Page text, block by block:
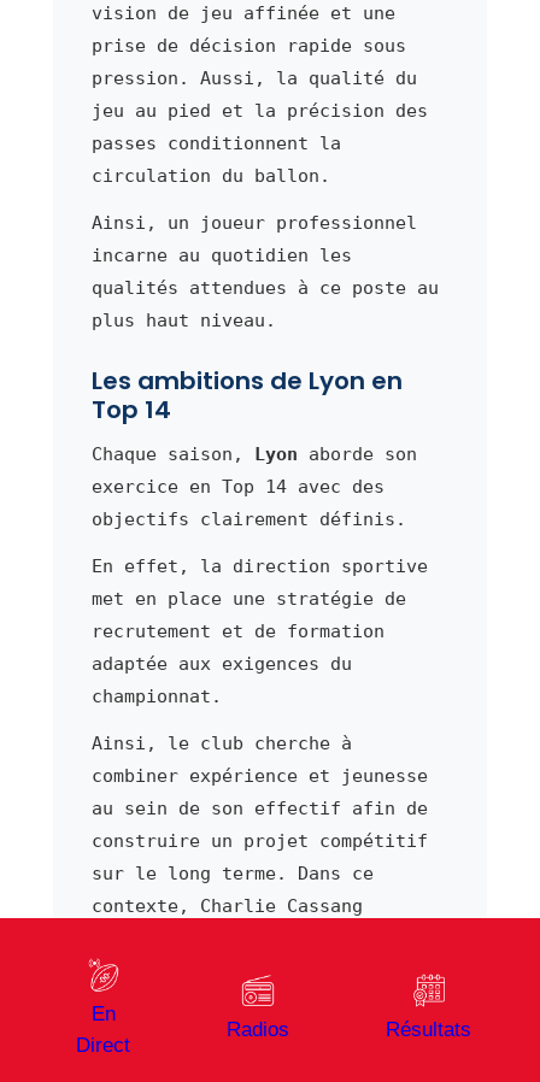
vision de jeu affinée et une
prise de décision rapide sous
pression. Aussi, la qualité du
jeu au pied et la précision des
passes conditionnent la
circulation du ballon.
Ainsi, un joueur professionnel
incarne au quotidien les
qualités attendues à ce poste au
plus haut niveau.
Les ambitions de Lyon en
Top 14
Chaque saison, Lyon aborde son
exercice en Top 14 avec des
objectifs clairement définis.
En effet, la direction sportive
met en place une stratégie de
recrutement et de formation
adaptée aux exigences du
championnat.
Ainsi, le club cherche à
combiner expérience et jeunesse
au sein de son effectif afin de
construire un projet compétitif
sur le long terme. Dans ce
contexte, Charlie Cassang
collective par son apport
régulier.
En outre, l'encadrement
En
Direct
Radios Résultats